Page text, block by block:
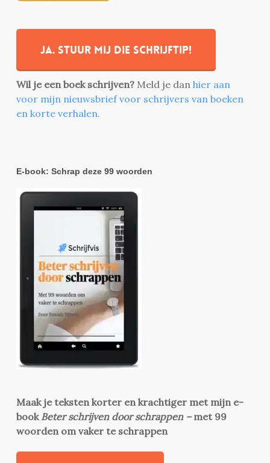
Ja. stuur mij die schrijftip!
Wil je een boek schrijven? Meld je dan hier aan
voor mijn nieuwsbrief voor schrijvers van boeken
en korte verhalen.
E-book: Schrap deze 99 woorden
Maak je teksten korter en krachtiger met mijn e-
book Beter schrijven door schrappen –met 99
woorden om vaker te schrappen